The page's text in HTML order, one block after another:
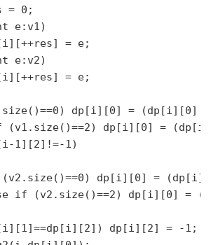
= 0;
e:v1)
= e;
e:v2)
= e;
dp[i][0] = (dp[i][0]
(v1.size()==2) dp[i][0] =
1][2]!=-1)
dp[i][0] =
if (v2.size()==2) dp[i][0] =
dp[i][2] = -1;